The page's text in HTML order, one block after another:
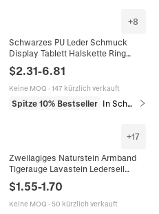
+8
Schwarzes PU Leder Schmuck
Display Tablett Halskette Ring
Armband Organizer Showroom
Professionelle Präsentations
Requisiten
$2.31-6.81
Keine MOQ · 147 kürzlich verkauft
Spitze 10% Bestseller In Schmuckverpackung & Präsentation
+17
Zweilagiges Naturstein Armband
Tigerauge Lavastein Lederseil
Modeschmuck
$1.55-1.70
Keine MOQ · 50 kürzlich verkauft